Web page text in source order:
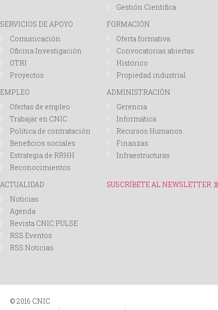
Gestión Científica
SERVICIOS DE APOYO
Comunicación
Oficina Investigación
OTRI
Proyectos
FORMACIÓN
Oferta formativa
Convocatorias abiertas
Histórico
Propiedad industrial
EMPLEO
Ofertas de empleo
Trabajar en CNIC
Política de contratación
Beneficios sociales
Estrategia de RRHH
Reconocimientos
ADMINISTRACIÓN
Gerencia
Informática
Recursos Humanos
Finanzas
Infraestructuras
ACTUALIDAD
Noticias
Agenda
Revista CNIC PULSE
RSS Eventos
RSS Noticias
SUSCRÍBETE AL NEWSLETTER
© 2016 CNIC